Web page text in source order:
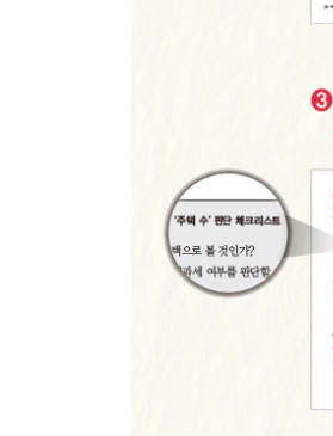
다운계약서 쓰면 이런 불
[알뜰신잡 부동산상식]
[알뜰신잡 부동산상식] ‘
[알뜰신잡 부동산상식]
[현장목소리] 손해봐도 양
[현장목소리] 양도소득
[현장목소리] 교환도 양
[현장목소리] 직접 신축
[현장목소리] 건물 신축,
[절세전략] 부동산 매도·
[절세전략] 손실난 부동